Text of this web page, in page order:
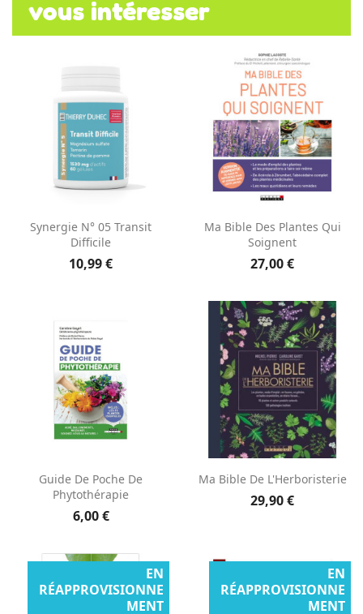
vous intéresser
Synergie N° 05 Transit
Difficile
10,99 €
Ma Bible Des Plantes Qui
Soignent
27,00 €
Guide De Poche De
Phytothérapie
6,00 €
Ma Bible De L'Herboristerie
29,90 €
EN
RÉAPPROVISIONNE
MENT
EN
RÉAPPROVISIONNE
MENT